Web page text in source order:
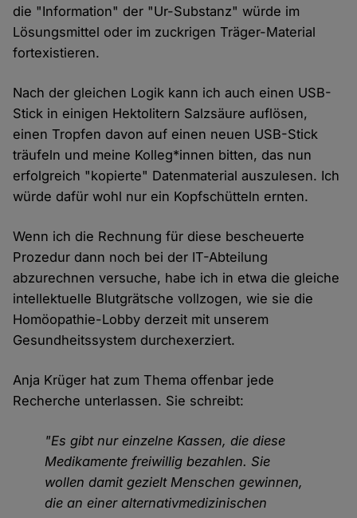
die "Information" der "Ur-Substanz" würde im
Lösungsmittel oder im zuckrigen Träger-Material
fortexistieren.
Nach der gleichen Logik kann ich auch einen USB-
Stick in einigen Hektolitern Salzsäure auflösen,
einen Tropfen davon auf einen neuen USB-Stick
träufeln und meine Kolleg*innen bitten, das nun
erfolgreich "kopierte" Datenmaterial auszulesen. Ich
würde dafür wohl nur ein Kopfschütteln ernten.
Wenn ich die Rechnung für diese bescheuerte
Prozedur dann noch bei der IT-Abteilung
abzurechnen versuche, habe ich in etwa die gleiche
intellektuelle Blutgrätsche vollzogen, wie sie die
Homöopathie-Lobby derzeit mit unserem
Gesundheitssystem durchexerziert.
Anja Krüger hat zum Thema offenbar jede
Recherche unterlassen. Sie schreibt:
"Es gibt nur einzelne Kassen, die diese
Medikamente freiwillig bezahlen. Sie
wollen damit gezielt Menschen gewinnen,
die an einer alternativmedizinischen